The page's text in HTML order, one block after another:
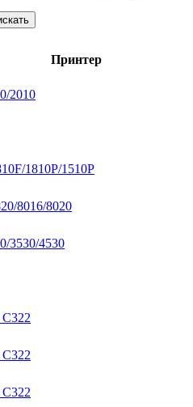
Принтер
2010
1810P/1510P
8016/8020
3530/4530